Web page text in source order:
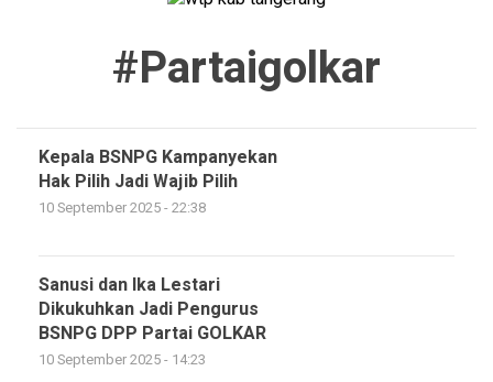
#partaigolkar
Kepala BSNPG Kampanyekan
Hak Pilih Jadi Wajib Pilih
10 September 2025 - 22:38
Sanusi dan Ika Lestari
Dikukuhkan Jadi Pengurus
BSNPG DPP Partai GOLKAR
10 September 2025 - 14:23